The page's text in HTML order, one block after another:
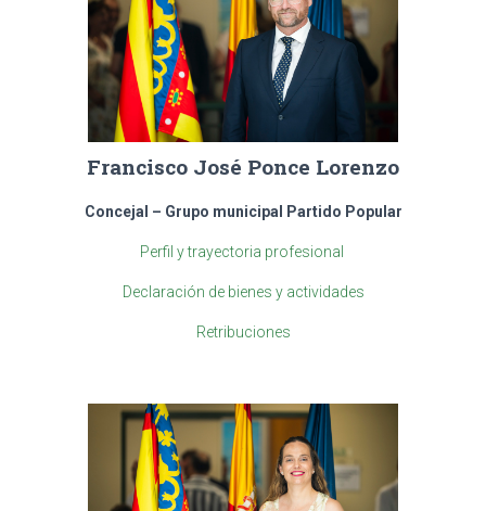
Francisco José Ponce Lorenzo
Concejal – Grupo municipal Partido Popular
Perfil y trayectoria profesional
Declaración de bienes y actividades
Retribuciones